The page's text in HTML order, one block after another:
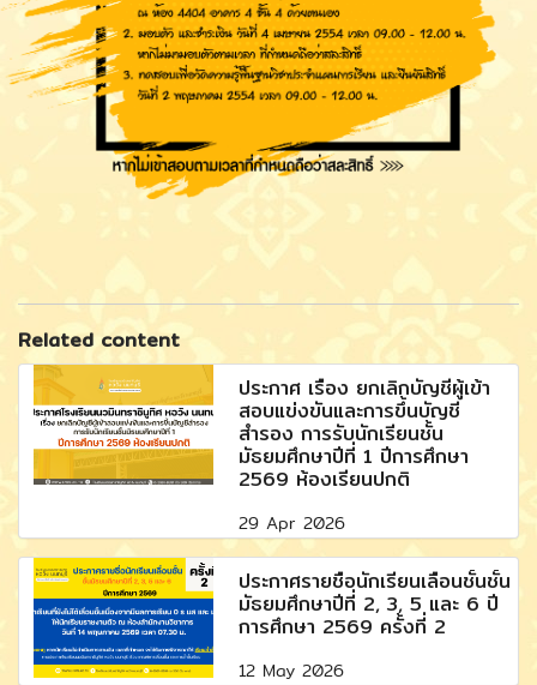
Related content
ประกาศ เรื่อง ยกเลิกบัญชีผู้เข้า
สอบแข่งขันและการขึ้นบัญชี
สำรอง การรับนักเรียนชั้น
มัธยมศึกษาปีที่ 1 ปีการศึกษา
2569 ห้องเรียนปกติ
29 Apr 2026
ประกาศรายชื่อนักเรียนเลื่อนชั้นชั้น
มัธยมศึกษาปีที่ 2, 3, 5 และ 6 ปี
การศึกษา 2569 ครั้งที่ 2
12 May 2026